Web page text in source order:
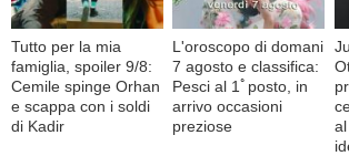
Tutto per la mia
famiglia, spoiler 9/8:
Cemile spinge Orhan
e scappa con i soldi
di Kadir
L'oroscopo di domani
7 agosto e classifica:
Pesci al 1ﾟposto, in
arrivo occasioni
preziose